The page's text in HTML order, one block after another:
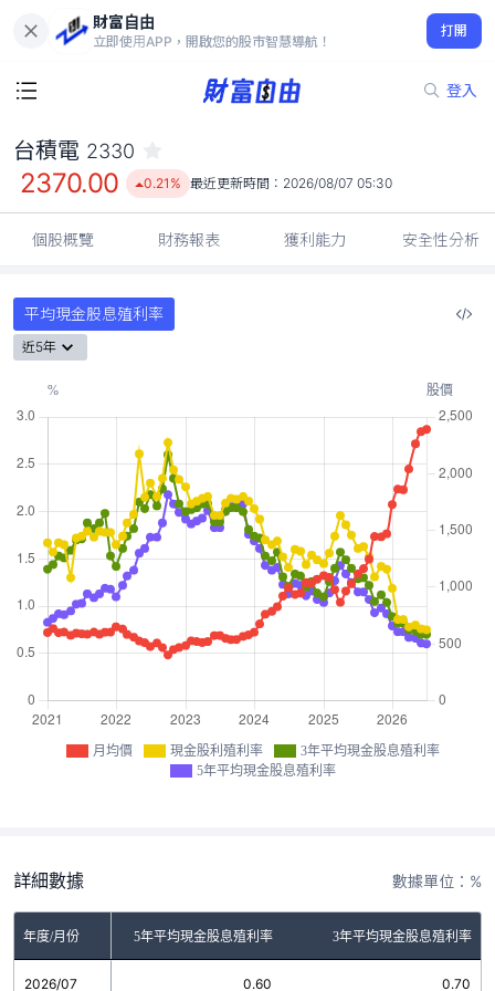
財富自由
立即使用APP，開啟您的股市智慧導航！
打開
登入
2370.00
0.21%
台積電 2330
2370.00 0.21% 最近更新時間： 2026/08/07 05:30
個股概覽 財務報表 獲利能力 安全性分析
平均現金股息殖利率
近5年
月均價 現金股利殖利率
3年平均現金股息殖利率
5年平均現金股息殖利率
詳細數據 數據單位：%
年度/月份
股利殖利率 5年平均現金股息殖利率 3年平均現金股息殖利率
2026/07
0.75 0.60 0.70